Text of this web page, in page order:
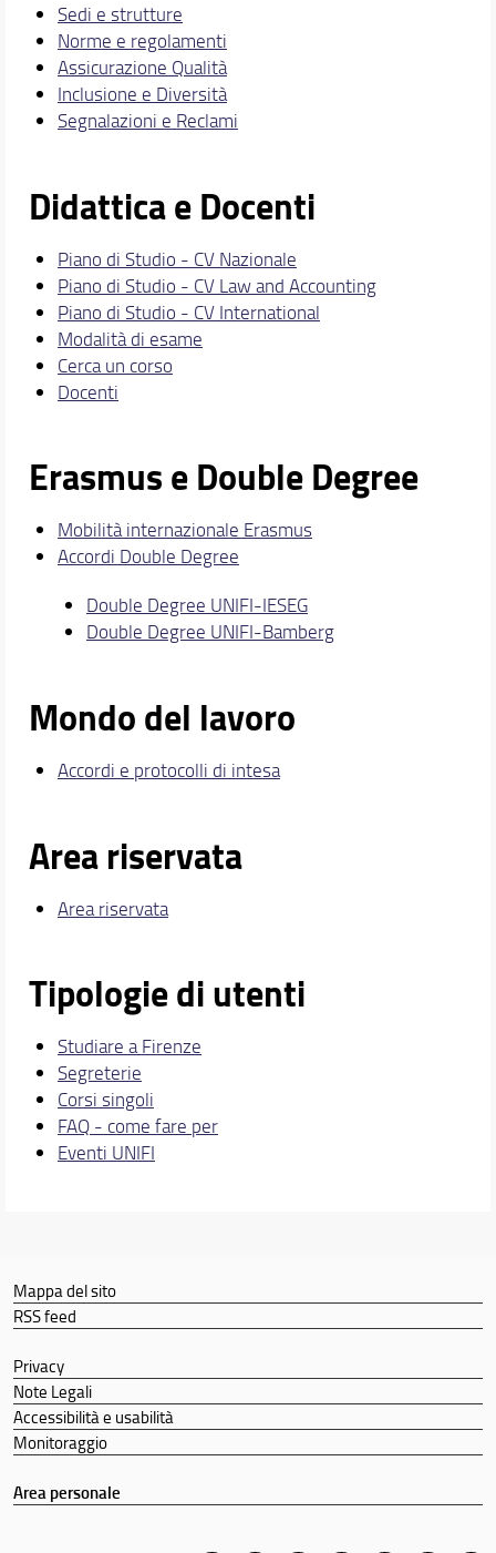
Sedi e strutture
Norme e regolamenti
Assicurazione Qualità
Inclusione e Diversità
Segnalazioni e Reclami
Didattica e Docenti
Piano di Studio - CV Nazionale
Piano di Studio - CV Law and Accounting
Piano di Studio - CV International
Modalità di esame
Cerca un corso
Docenti
Erasmus e Double Degree
Mobilità internazionale Erasmus
Accordi Double Degree
Double Degree UNIFI-IESEG
Double Degree UNIFI-Bamberg
Mondo del lavoro
Accordi e protocolli di intesa
Area riservata
Area riservata
Tipologie di utenti
Studiare a Firenze
Segreterie
Corsi singoli
FAQ - come fare per
Eventi UNIFI
Mappa del sito
RSS feed
Privacy
Note Legali
Accessibilità e usabilità
Monitoraggio
Area personale